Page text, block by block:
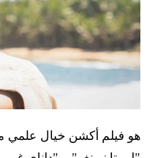
هو فيلم أكشن خيال علمي